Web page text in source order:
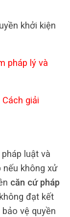
khởi kiện
pháp lý và
giải
luật và
nếu không xử
căn cứ pháp
đạt kết
vệ quyền